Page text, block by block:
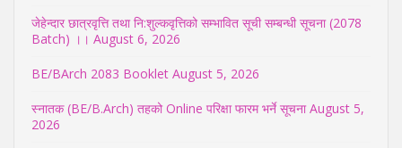
जेहेन्दार छात्रवृत्ति तथा नि:शुल्कवृत्तिको सम्भावित सूची सम्बन्धी सूचना (2078
Batch) ।। August 6, 2026
BE/BArch 2083 Booklet August 5, 2026
स्नातक (BE/B.Arch) तहको Online परिक्षा फारम भर्ने सूचना August 5,
2026